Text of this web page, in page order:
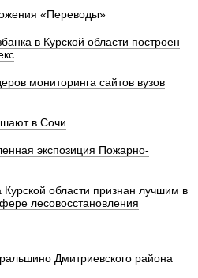
«Переводы»
в Курской области построен
мониторинга сайтов вузов
в Сочи
экспозиция Пожарно-
Курской области признан лучшим в
лесовосстановления
Дмитриевского района